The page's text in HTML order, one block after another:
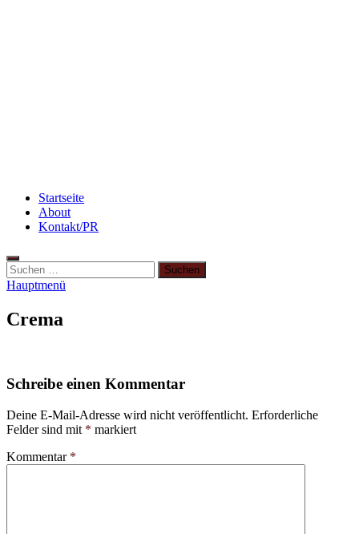
Startseite
About
Kontakt/PR
Hauptmenü
Crema
Schreibe einen Kommentar
Deine E-Mail-Adresse wird nicht veröffentlicht. Erforderliche
Felder sind mit * markiert
Kommentar *